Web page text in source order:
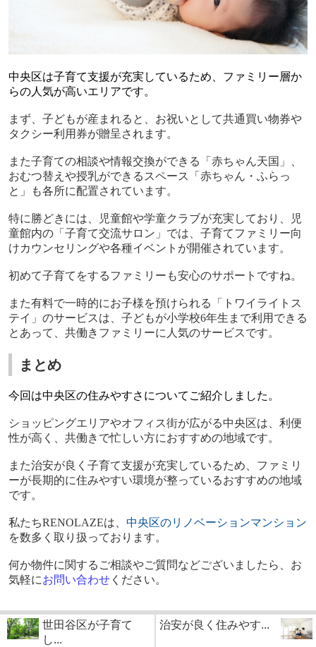
中央区は子育て支援が充実しているため、ファミリー層か
らの人気が高いエリアです。
まず、子どもが産まれると、お祝いとして共通買い物券や
タクシー利用券が贈呈されます。
また子育ての相談や情報交換ができる「赤ちゃん天国」、
おむつ替えや授乳ができるスペース「赤ちゃん・ふらっ
と」も各所に配置されています。
特に勝どきには、児童館や学童クラブが充実しており、児
童館内の「子育て交流サロン」では、子育てファミリー向
けカウンセリングや各種イベントが開催されています。
初めて子育てをするファミリーも安心のサポートですね。
また有料で一時的にお子様を預けられる「トワイライトス
テイ」のサービスは、子どもが小学校6年生まで利用できる
とあって、共働きファミリーに人気のサービスです。
まとめ
今回は中央区の住みやすさについてご紹介しました。
ショッピングエリアやオフィス街が広がる中央区は、利便
性が高く、共働きで忙しい方におすすめの地域です。
また治安が良く子育て支援が充実しているため、ファミリ
ーが長期的に住みやすい環境が整っているおすすめの地域
です。
私たちRENOLAZEは、 中央区のリノベーションマンション
を数多く取り扱っております。
何か物件に関するご相談やご質問などございましたら、お
気軽にお問い合わせください。
世田谷区が子育て
し...
治安が良く住みやす...